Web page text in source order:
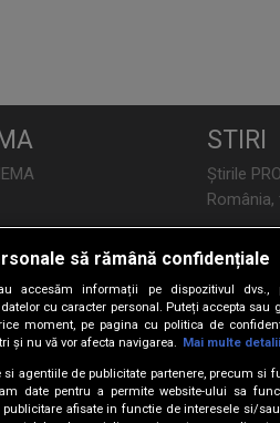
Talent
STIRI
Știrile
I Like IT
Sport.ro
să rămână confidențiale
accesăm informații pe dispozitivul dvs.,
cu caracter personal. Puteți accepta sau
moment, pe pagina cu politica de
și nu vă vor afecta navigarea.
Mai multe detalii
agentiile de publicitate partenere, precum si
date pentru a permite website-ului sa
afisate in functie de interesele si/